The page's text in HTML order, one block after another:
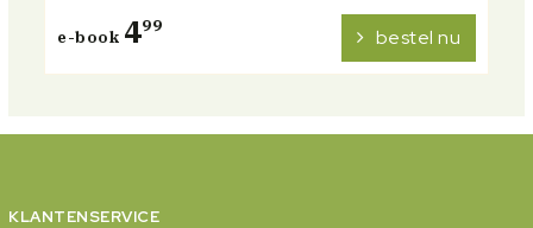
e-book 499 bestel nu
KLANTENSERVICE